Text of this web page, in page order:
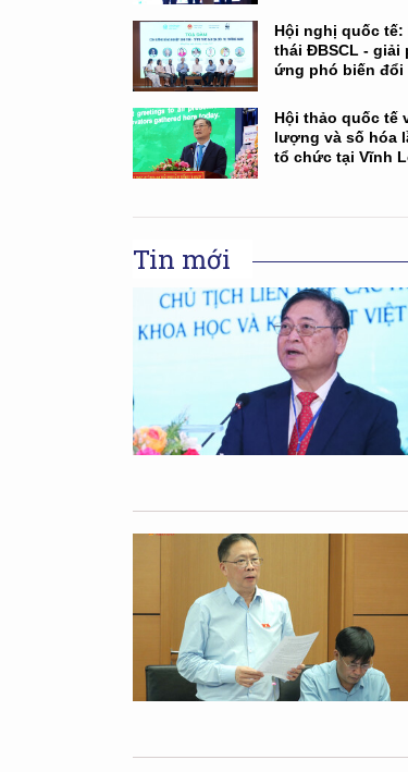
Hội nghị quốc
thái ĐBSCL - giải
ứng phó biến đổi
Hội thảo quốc tế
lượng và số hóa
tổ chức tại Vĩnh
Tin mới